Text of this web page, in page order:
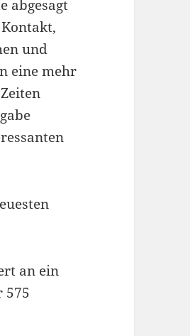
abgesagt
und
eine mehr
an ein
575